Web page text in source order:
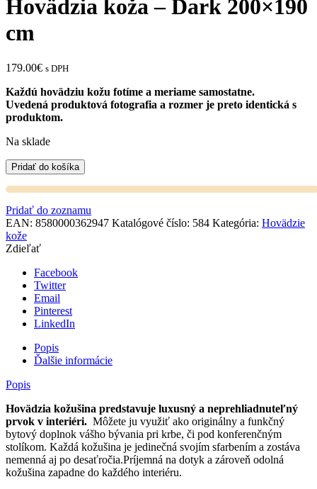
Hovädzia koža – Dark 200×190
cm
179.00€ s DPH
Každú hovädziu kožu fotíme a meriame samostatne.
Uvedená produktová fotografia a rozmer je preto identická s
produktom.
Na sklade
Pridať do košíka
Pridať do zoznamu
EAN: 8580000362947 Katalógové číslo: 584 Kategória: Hovädzie
kože
Zdieľať
Facebook
Twitter
Email
Pinterest
LinkedIn
Popis
Ďalšie informácie
Popis
Hovädzia kožušina predstavuje luxusný a neprehliadnuteľný
prvok v interiéri. Môžete ju využiť ako originálny a funkčný
bytový doplnok vášho bývania pri krbe, či pod konferenčným
stolíkom. Každá kožušina je jedinečná svojím sfarbením a zostáva
nemenná aj po desaťročia.Príjemná na dotyk a zároveň odolná
kožušina zapadne do každého interiéru.